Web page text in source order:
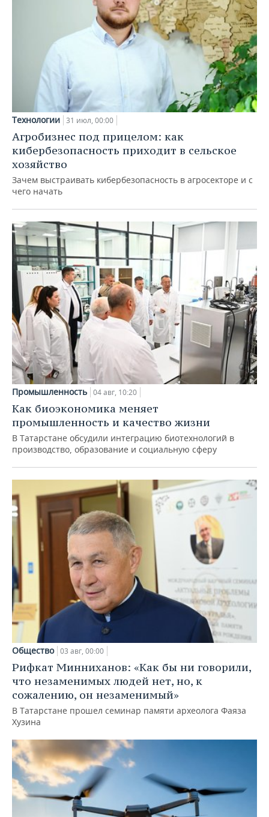
Технологии 31 июл, 00:00
Агробизнес под прицелом: как
кибербезопасность приходит в сельское
хозяйство
Зачем выстраивать кибербезопасность в агросекторе и с
чего начать
Промышленность 04 авг, 10:20
Как биоэкономика меняет
промышленность и качество жизни
В Татарстане обсудили интеграцию биотехнологий в
производство, образование и социальную сферу
Общество 03 авг, 00:00
Рифкат Минниханов: «Как бы ни говорили,
что незаменимых людей нет, но, к
сожалению, он незаменимый»
В Татарстане прошел семинар памяти археолога Фаяза
Хузина